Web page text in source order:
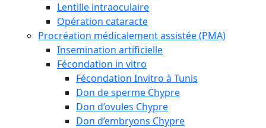
Lentille intraoculaire
Opération cataracte
Procréation médicalement assistée (PMA)
Insemination artificielle
Fécondation in vitro
Fécondation Invitro à Tunis
Don de sperme Chypre
Don d’ovules Chypre
Don d’embryons Chypre